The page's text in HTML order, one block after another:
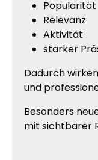
Popularität
Relevanz
Aktivität
starker
Dadurch
und
Besonders
mit sichtbarer